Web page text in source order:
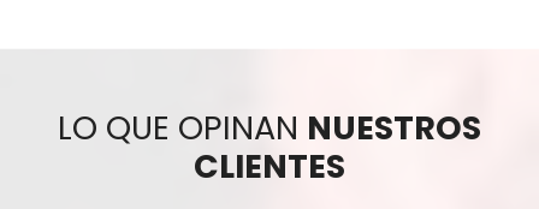
LO QUE OPINAN NUESTROS
CLIENTES